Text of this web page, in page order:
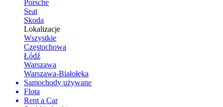
Porsche
Seat
Skoda
Lokalizacje
Wszystkie
Częstochowa
Łódź
Warszawa
Warszawa-Białołęka
Samochody używane
Flota
Rent a Car